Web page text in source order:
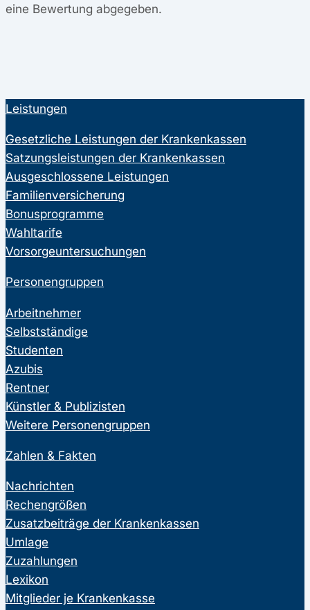
eine Bewertung abgegeben.
Leistungen
Gesetzliche Leistungen der Krankenkassen
Satzungsleistungen der Krankenkassen
Ausgeschlossene Leistungen
Familienversicherung
Bonusprogramme
Wahltarife
Vorsorgeuntersuchungen
Personengruppen
Arbeitnehmer
Selbstständige
Studenten
Azubis
Rentner
Künstler & Publizisten
Weitere Personengruppen
Zahlen & Fakten
Nachrichten
Rechengrößen
Zusatzbeiträge der Krankenkassen
Umlage
Zuzahlungen
Lexikon
Mitglieder je Krankenkasse